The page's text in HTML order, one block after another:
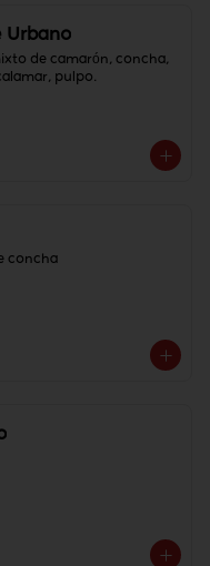
Urbano
de camarón, concha,
pulpo.
concha